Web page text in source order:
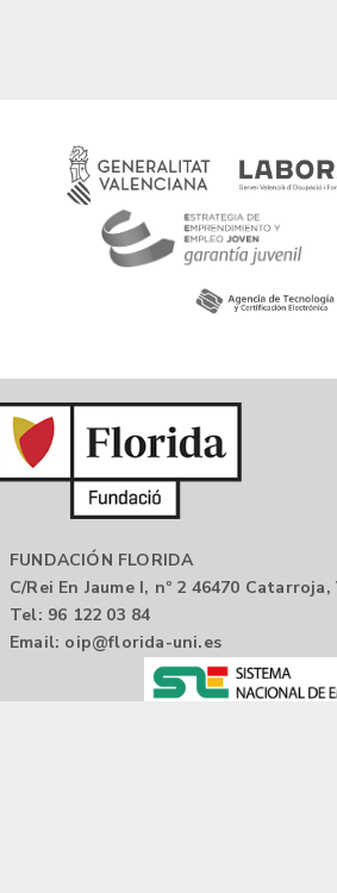
FUNDACIÓN FLORIDA
C/Rei En Jaume I, nº 2 46470 Catarroja,
Tel: 96 122 03 84
Email: oip@florida-uni.es